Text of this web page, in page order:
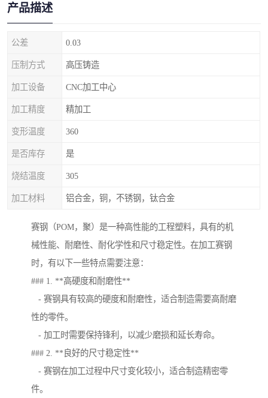
产品描述
公差 0.03
压制方式 高压铸造
加工设备 CNC加工中心
加工精度 精加工
变形温度 360
是否库存 是
烧结温度 305
加工材料 铝合金，铜，不锈钢，钛合金
赛钢（POM，聚）是一种高性能的工程塑料，具有的机
械性能、耐磨性、耐化学性和尺寸稳定性。在加工赛钢
时，有以下一些特点需要注意：
### 1. **高硬度和耐磨性**
- 赛钢具有较高的硬度和耐磨性，适合制造需要高耐磨
性的零件。
- 加工时需要保持锋利，以减少磨损和延长寿命。
### 2. **良好的尺寸稳定性**
- 赛钢在加工过程中尺寸变化较小，适合制造精密零
件。